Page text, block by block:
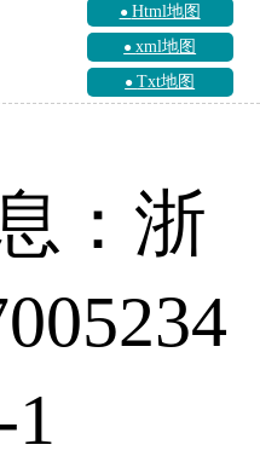
Html地图
xml地图
Txt地图
：浙